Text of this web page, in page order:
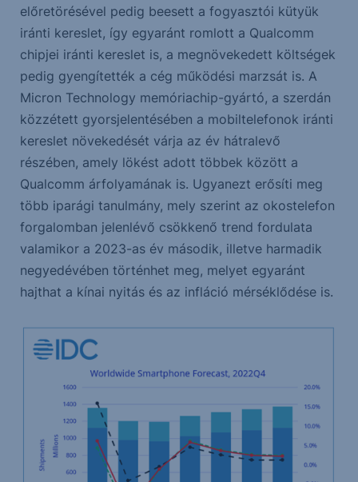
előretörésével pedig beesett a fogyasztói kütyük
iránti kereslet, így egyaránt romlott a Qualcomm
chipjei iránti kereslet is, a megnövekedett költségek
pedig gyengítették a cég működési marzsát is. A
Micron Technology memóriachip-gyártó, a szerdán
közzétett gyorsjelentésében a mobiltelefonok iránti
kereslet növekedését várja az év hátralevő
részében, amely lökést adott többek között a
Qualcomm árfolyamának is. Ugyanezt erősíti meg
több iparági tanulmány, mely szerint az okostelefon
forgalomban jelenlévő csökkenő trend fordulata
valamikor a 2023-as év második, illetve harmadik
negyedévében történhet meg, melyet egyaránt
hajthat a kínai nyitás és az infláció mérséklődése is.